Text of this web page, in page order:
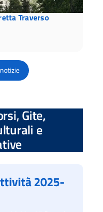
Traverso
Gite,
e
2025-